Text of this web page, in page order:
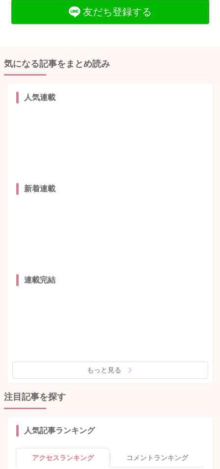
友だち登録する
気になる記事をまとめ読み
人気連載
新着連載
連載完結
もっと見る
注目記事を探す
人気記事ランキング
アクセスランキング コメントランキング